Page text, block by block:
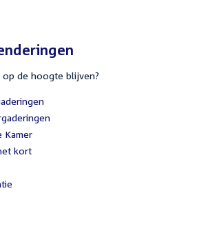
op de hoogte blijven?
Kamer
kort